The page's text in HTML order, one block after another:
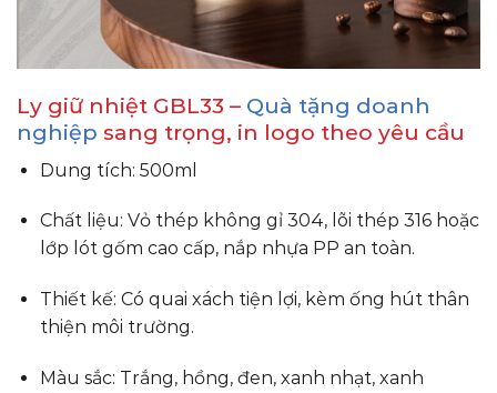
Ly giữ nhiệt GBL33 – Quà tặng doanh
nghiệp sang trọng, in logo theo yêu cầu
Dung tích: 500ml
Chất liệu: Vỏ thép không gỉ 304, lõi thép 316 hoặc
lớp lót gốm cao cấp, nắp nhựa PP an toàn.
Thiết kế: Có quai xách tiện lợi, kèm ống hút thân
thiện môi trường.
Màu sắc: Trắng, hồng, đen, xanh nhạt, xanh